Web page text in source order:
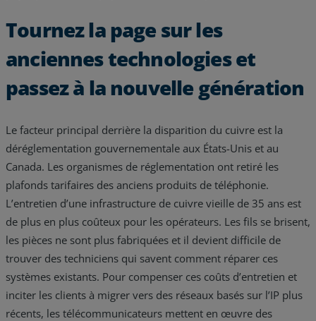
Tournez la page sur les
anciennes technologies et
passez à la nouvelle génération
Le facteur principal derrière la disparition du cuivre est la
déréglementation gouvernementale aux États-Unis et au
Canada. Les organismes de réglementation ont retiré les
plafonds tarifaires des anciens produits de téléphonie.
L’entretien d’une infrastructure de cuivre vieille de 35 ans est
de plus en plus coûteux pour les opérateurs. Les fils se brisent,
les pièces ne sont plus fabriquées et il devient difficile de
trouver des techniciens qui savent comment réparer ces
systèmes existants. Pour compenser ces coûts d’entretien et
inciter les clients à migrer vers des réseaux basés sur l’IP plus
récents, les télécommunicateurs mettent en œuvre des